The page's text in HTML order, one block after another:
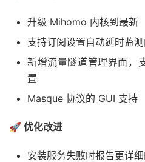
升级 Mihomo 内核到最新
支持订阅设置自动延时监
新增流量隧道管理界面，
置
Masque 协议的 GUI 支持
🚀 优化改进
安装服务失败时报告更详